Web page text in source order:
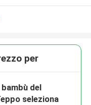
per
del
seleziona